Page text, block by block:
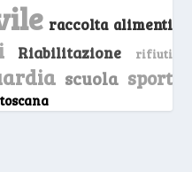
raccolta alimenti
Riabilitazione
rifiuti
scuola sport
toscana